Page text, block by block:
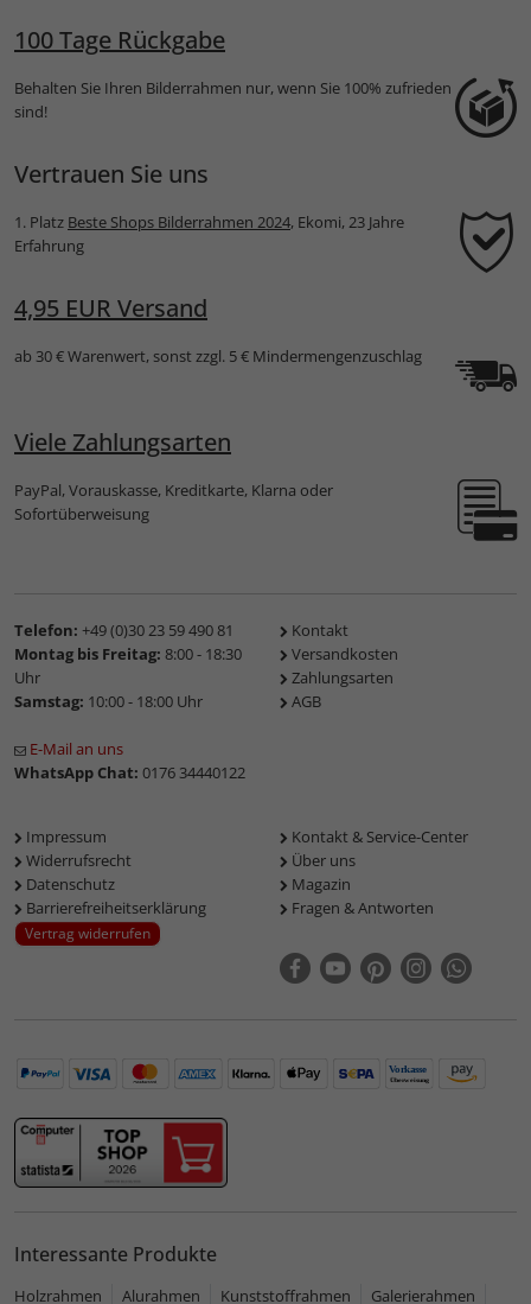
100 Tage Rückgabe
Behalten Sie Ihren Bilderrahmen nur, wenn Sie 100% zufrieden
sind!
Vertrauen Sie uns
1. Platz Beste Shops Bilderrahmen 2024, Ekomi, 23 Jahre
Erfahrung
4,95 EUR Versand
ab 30 € Warenwert, sonst zzgl. 5 € Mindermengenzuschlag
Viele Zahlungsarten
PayPal, Vorauskasse, Kreditkarte, Klarna oder
Sofortüberweisung
Telefon: +49 (0)30 23 59 490 81
Montag bis Freitag: 8:00 - 18:30
Uhr
Samstag: 10:00 - 18:00 Uhr
E-Mail an uns
WhatsApp Chat: 0176 34440122
Kontakt
Versandkosten
Zahlungsarten
AGB
Impressum
Widerrufsrecht
Datenschutz
Barrierefreiheitserklärung
Vertrag widerrufen
Kontakt & Service-Center
Über uns
Magazin
Fragen & Antworten
Interessante Produkte
Holzrahmen Alurahmen Kunststoffrahmen Galerierahmen